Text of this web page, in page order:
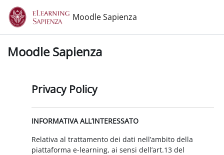
Vai al contenuto principale
Moodle Sapienza
Moodle Sapienza
Privacy Policy
INFORMATIVA ALL’INTERESSATO
Relativa al trattamento dei dati nell’ambito della
piattaforma e-learning, ai sensi dell’art.13 del